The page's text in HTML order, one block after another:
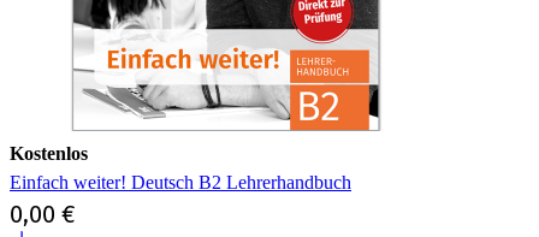
Kostenlos
Einfach weiter! Deutsch B2 Lehrerhandbuch
0,00 €